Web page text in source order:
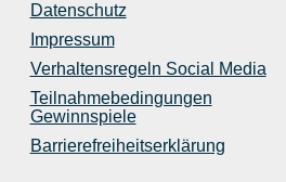
Datenschutz
Impressum
Verhaltensregeln Social Media
Teilnahmebedingungen
Gewinnspiele
Barrierefreiheitserklärung